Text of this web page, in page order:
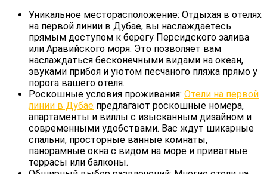
Уникальное месторасположение: Отдыхая в отелях
на первой линии в Дубае, вы наслаждаетесь
прямым доступом к берегу Персидского залива
или Аравийского моря. Это позволяет вам
наслаждаться бесконечными видами на океан,
звуками прибоя и уютом песчаного пляжа прямо у
порога вашего отеля.
Роскошные условия проживания: Отели на первой
линии в Дубае предлагают роскошные номера,
апартаменты и виллы с изысканным дизайном и
современными удобствами. Вас ждут шикарные
спальни, просторные ванные комнаты,
панорамные окна с видом на море и приватные
террасы или балконы.